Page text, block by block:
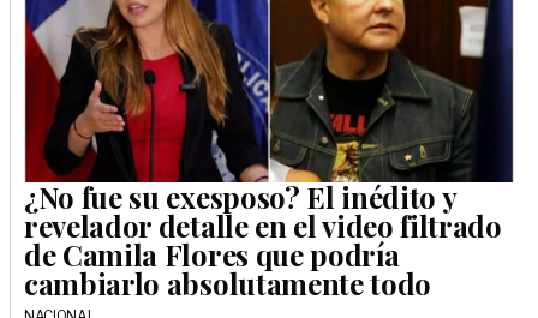
¿No fue su exesposo? El inédito y
revelador detalle en el video filtrado
de Camila Flores que podría
cambiarlo absolutamente todo